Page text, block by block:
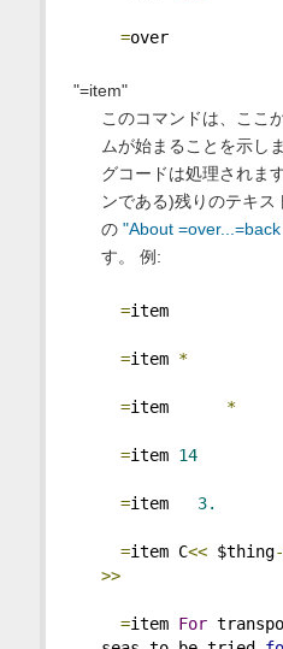
=over
"=item"
このコマンドは、ここ
ムが始まることを示し
グコードは処理されま
ンである)残りのテキス
の "About
す。 例:
=item
=item *
=item *
=item 14
=item 3.
=item C<< $thing
>>
=item For